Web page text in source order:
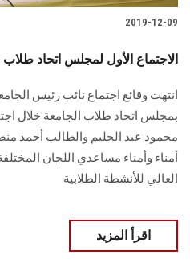
2019-12-09
الاجتماع الأول لمجلس اتحاد
انتهت وقائع اجتماع نائب رئيس
بمجلس اتحاد طلاب الجامعة خلال
محمود عبد الحليم والطالب أحمد
أمناء وأمناء مساعدي اللجان
العالي للأنشطة الطلابية
اقرأ المزيد